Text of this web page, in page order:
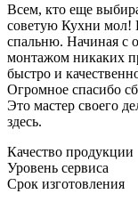
Всем, кто еще
советую Кухни мол!
спальню. Начиная с
монтажом никаких
быстро и
Огромное спасибо
Это мастер своего
здесь.
Качество продукции
Уровень сервиса
Срок изготовления